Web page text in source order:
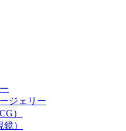
ジェリー
）
）